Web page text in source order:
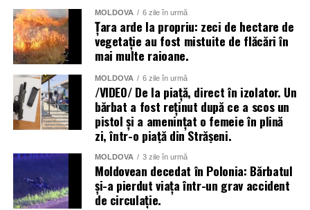
MOLDOVA 6 zile în urmă
Țara arde la propriu: zeci de hectare de
vegetație au fost mistuite de flăcări în
mai multe raioane.
MOLDOVA 6 zile în urmă
/VIDEO/ De la piață, direct în izolator. Un
bărbat a fost reținut după ce a scos un
pistol și a amenințat o femeie în plină
zi, într-o piață din Strășeni.
MOLDOVA 3 zile în urmă
Moldovean decedat în Polonia: Bărbatul
și-a pierdut viața într-un grav accident
de circulație.